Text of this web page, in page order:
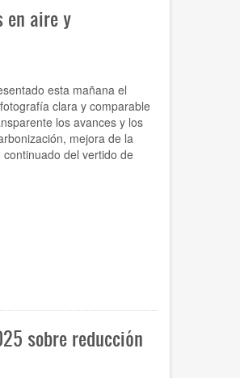
en aire y
esta mañana el
clara y comparable
los avances y los
mejora de la
del vertido de
sobre reducción